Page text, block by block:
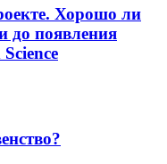
Хорошо ли
до появления